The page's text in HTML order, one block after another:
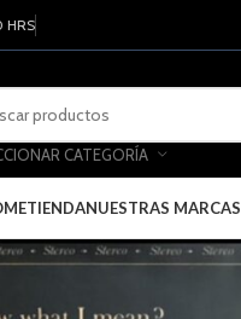
HRS
CATEGORÍA
TIENDANUESTRAS MARCAS